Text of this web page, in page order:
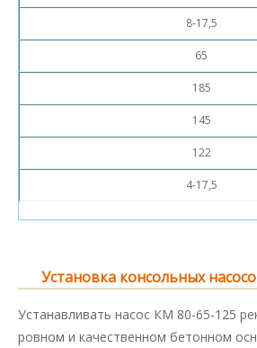
8-17,5
65
185
145
122
4-17,5
Установка консольных
Устанавливать насос КМ 80-65-125
ровном и качественном бетонном